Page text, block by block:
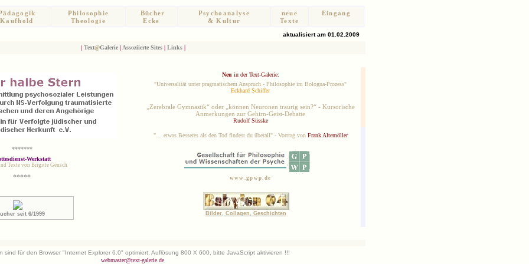
Kaufhold
Philosophie
Theologie
Bücher
Ecke
Psychoanalyse
& Kultur
neue
Texte
Eingang
aktualisiert am 01.02.2009
| Text@Galerie | Assoziierte Sites | Links |
*******
Werkstatt
Texte von Brigitte Gensch
*****
Neu in der Text-Galerie:
"Universalität unter pragmatischem Anspruch - Philosophie im Bologna-Prozess"
Eckhard Schiffer
„Zerebrale Gymnastik“ oder „können Neuronen traurig sein?“ - Kursorische
Anmerkungen zur Gehirn-Geist-Debatte
Rudolf Süsske
"… etwas Besseres als den Tod findest du überall" - Vortrag von Frank Altemöller
www.gpwp.de
seit 6/1999 Bilder, Collagen, Geschichten
sind für den Browser "Internet Explorer 6.0" optimiert, Auflösung 800 X 600, bitte JavaScript aktivieren !!!
webmaster@text-galerie.de